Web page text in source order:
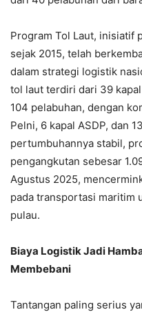
Program Tol Laut, inisiatif
sejak 2015, telah
dalam strategi logistik
tol laut terdiri dari 39
104 pelabuhan, dengan
Pelni, 6 kapal ASDP, dan
pertumbuhannya stabil,
pengangkutan sebesar
Agustus 2025,
pada transportasi maritim
pulau.
Biaya LogistikJadi
Membebani
Tantangan paling serius